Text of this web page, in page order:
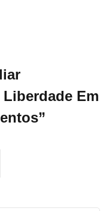
Em